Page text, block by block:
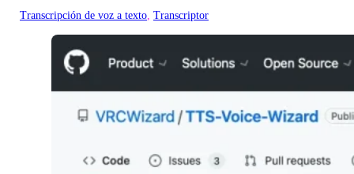
Transcripción de voz a texto, Transcriptor